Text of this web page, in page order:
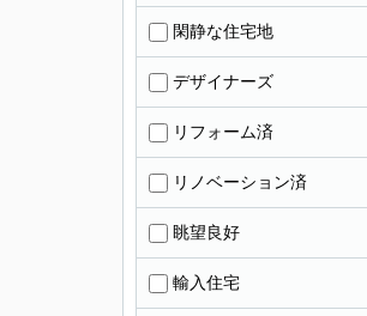
閑静な住宅地
デザイナーズ
リフォーム済
リノベーション済
眺望良好
輸入住宅